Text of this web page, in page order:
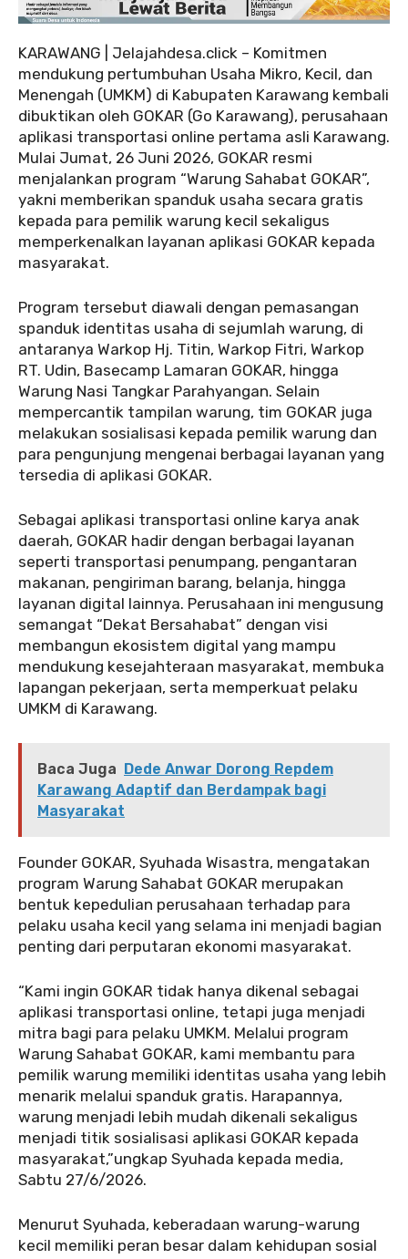
KARAWANG | Jelajahdesa.click – Komitmen
mendukung pertumbuhan Usaha Mikro, Kecil, dan
Menengah (UMKM) di Kabupaten Karawang kembali
dibuktikan oleh GOKAR (Go Karawang), perusahaan
aplikasi transportasi online pertama asli Karawang.
Mulai Jumat, 26 Juni 2026, GOKAR resmi
menjalankan program “Warung Sahabat GOKAR”,
yakni memberikan spanduk usaha secara gratis
kepada para pemilik warung kecil sekaligus
memperkenalkan layanan aplikasi GOKAR kepada
masyarakat.
Program tersebut diawali dengan pemasangan
spanduk identitas usaha di sejumlah warung, di
antaranya Warkop Hj. Titin, Warkop Fitri, Warkop
RT. Udin, Basecamp Lamaran GOKAR, hingga
Warung Nasi Tangkar Parahyangan. Selain
mempercantik tampilan warung, tim GOKAR juga
melakukan sosialisasi kepada pemilik warung dan
para pengunjung mengenai berbagai layanan yang
tersedia di aplikasi GOKAR.
Sebagai aplikasi transportasi online karya anak
daerah, GOKAR hadir dengan berbagai layanan
seperti transportasi penumpang, pengantaran
makanan, pengiriman barang, belanja, hingga
layanan digital lainnya. Perusahaan ini mengusung
semangat “Dekat Bersahabat” dengan visi
membangun ekosistem digital yang mampu
mendukung kesejahteraan masyarakat, membuka
lapangan pekerjaan, serta memperkuat pelaku
UMKM di Karawang.
Baca Juga Dede Anwar Dorong Repdem
Karawang Adaptif dan Berdampak bagi
Masyarakat
Founder GOKAR, Syuhada Wisastra, mengatakan
program Warung Sahabat GOKAR merupakan
bentuk kepedulian perusahaan terhadap para
pelaku usaha kecil yang selama ini menjadi bagian
penting dari perputaran ekonomi masyarakat.
“Kami ingin GOKAR tidak hanya dikenal sebagai
aplikasi transportasi online, tetapi juga menjadi
mitra bagi para pelaku UMKM. Melalui program
Warung Sahabat GOKAR, kami membantu para
pemilik warung memiliki identitas usaha yang lebih
menarik melalui spanduk gratis. Harapannya,
warung menjadi lebih mudah dikenali sekaligus
menjadi titik sosialisasi aplikasi GOKAR kepada
masyarakat,”ungkap Syuhada kepada media,
Sabtu 27/6/2026.
Menurut Syuhada, keberadaan warung-warung
kecil memiliki peran besar dalam kehidupan sosial